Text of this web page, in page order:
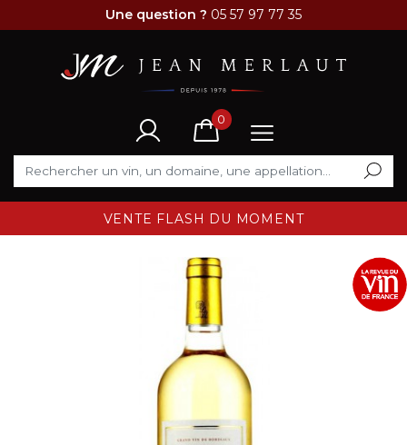
Une question ? 05 57 97 77 35
0
VENTE FLASH DU MOMENT